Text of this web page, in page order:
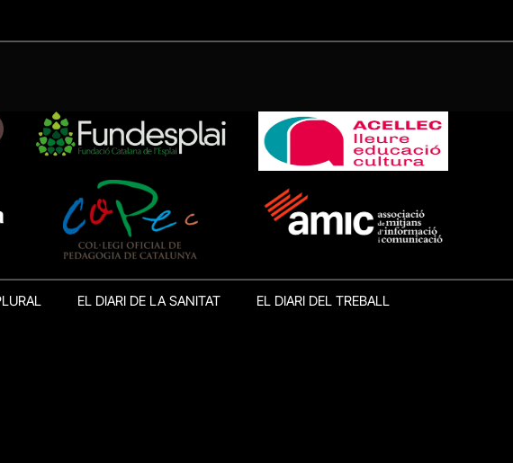
EL DIARI DE LA SANITAT EL DIARI DEL TREBALL